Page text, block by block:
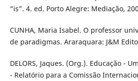
“is”. 4. ed. Porto Alegre: Mediação,
CUNHA, Maria Isabel. O professor
de paradigmas. Araraquara: J&M
DELORS, Jaques. (Org.). Educação -
- Relatório para a Comissão